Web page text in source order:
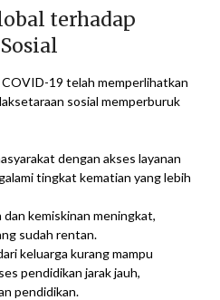
terhadap
19 telah memperlihatkan
sosial memperburuk
dengan akses layanan
tingkat kematian yang lebih
dan kemiskinan meningkat,
sudah rentan.
keluarga kurang mampu
pendidikan jarak jauh,
pendidikan.